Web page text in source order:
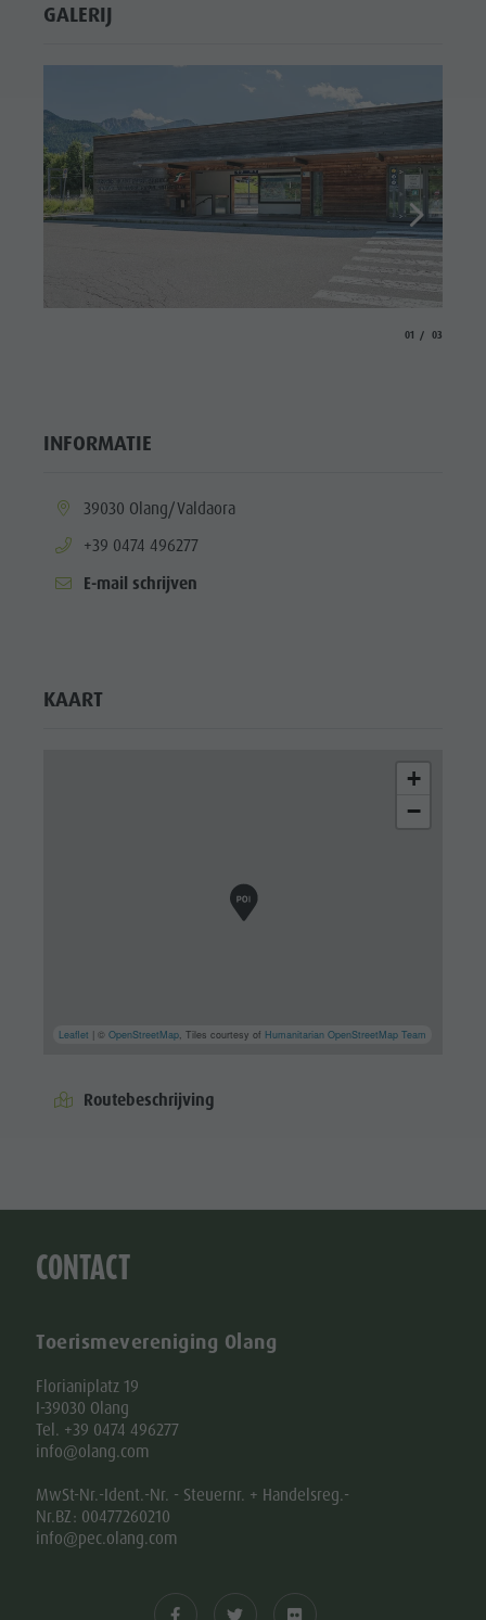
GALERIJ
01 03
INFORMATIE
aria.location:
39030 Olang/Valdaora
aria.phone:
+39 0474 496277
E-mail schrijven
KAART
+
−
Leaflet | ©OpenStreetMap, Tiles courtesy of Humanitarian OpenStreetMap Team
Routebeschrijving
CONTACT
Toerismevereniging Olang
Florianiplatz 19
I-39030 Olang
Tel. +39 0474 496277
info@olang.com
MwSt-Nr.-Ident.-Nr. - Steuernr. + Handelsreg.-
Nr.BZ: 00477260210
info@pec.olang.com